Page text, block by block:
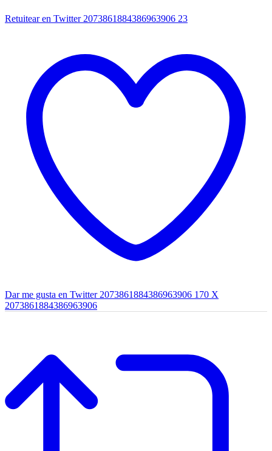
Retuitear en Twitter 2073861884386963906 23
Dar me gusta en Twitter 2073861884386963906 170 X
2073861884386963906